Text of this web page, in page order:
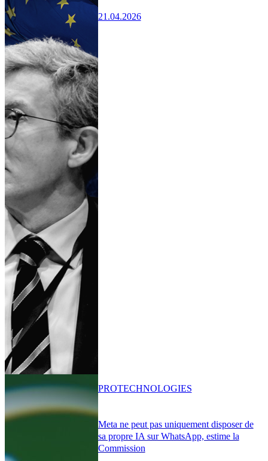
21.04.2026
Meta ne peut pas uniquement disposer de
sa propre IA sur WhatsApp, estime la
Commission
PROTECHNOLOGIES